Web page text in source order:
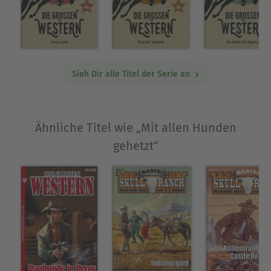
Fluss schrie ein Mädchen auf. Hufe stampften
über den sandigen Uferstreifen und verstummten
vor der Hütte. Mehrere junge Männer und ein
blondes erwachsenes Mädchen warteten in den
Sätteln. Maid-Marie schrie nicht mehr; sie war
alte Diggerkarte unters Hemd und kam dann mit
dem rauchenden Colt hervor. »Sacco hats
Nähe. Ihr wisst, warum.« Er schwang sich auf sein
Pferd, trieb es durch den seichten kleinen Fluss
und ritt unter den lichten grünen Bäumen voraus.
Ausblenden
Sieh Dir alle Titel der Serie an
Ähnliche Titel wie „Mit allen Hunden
gehetzt“